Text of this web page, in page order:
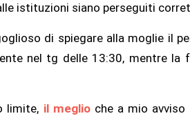
istituzioni siano perseguiti
di spiegare alla moglie il
nel tg delle 13:30, mentre
limite, il meglioche a mio avviso